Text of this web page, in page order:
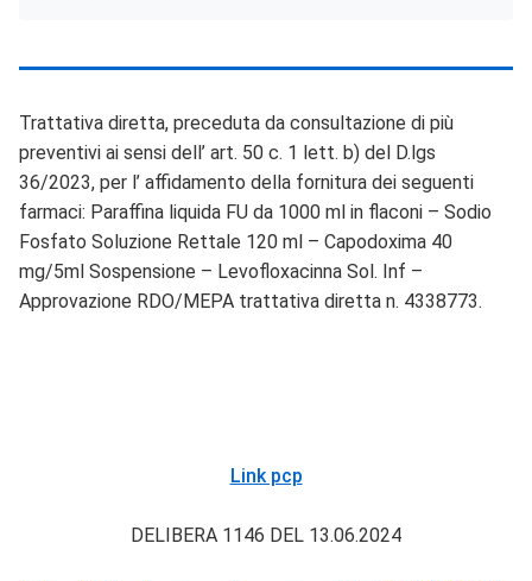
Trattativa diretta, preceduta da consultazione di più
preventivi ai sensi dell’ art. 50 c. 1 lett. b) del D.lgs
36/2023, per l’ affidamento della fornitura dei seguenti
farmaci: Paraffina liquida FU da 1000 ml in flaconi – Sodio
Fosfato Soluzione Rettale 120 ml – Capodoxima 40
mg/5ml Sospensione – Levofloxacinna Sol. Inf –
Approvazione RDO/MEPA trattativa diretta n. 4338773.
Link pcp
DELIBERA 1146 DEL 13.06.2024